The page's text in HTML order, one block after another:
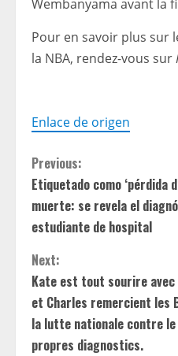
Wembanyama avant la
Pour en savoir plus sur
la NBA, rendez-vous sur
Enlace de origen
C
o
n
t
i
n
Previous:
Etiquetado como ‘pérdida
muerte: se revela el
estudiante de hospital
Next:
Kate est tout sourire avec
et Charles remercient les
la lutte nationale contre
propres diagnostics.